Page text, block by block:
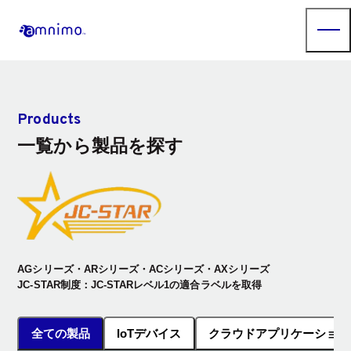
Products
一覧から製品を探す
AGシリーズ・ARシリーズ・ACシリーズ・AXシリーズ
JC-STAR制度：JC-STARレベル1の適合ラベルを取得
全ての製品 IoTデバイス クラウドアプリケーション